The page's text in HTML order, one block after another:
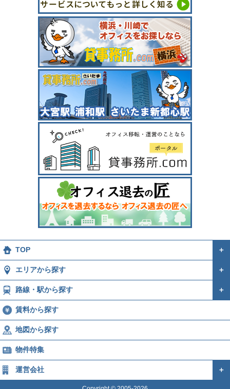
TOP ＋
エリアから探す ＋
路線・駅から探す ＋
賃料から探す
地図から探す
物件特集
運営会社 ＋